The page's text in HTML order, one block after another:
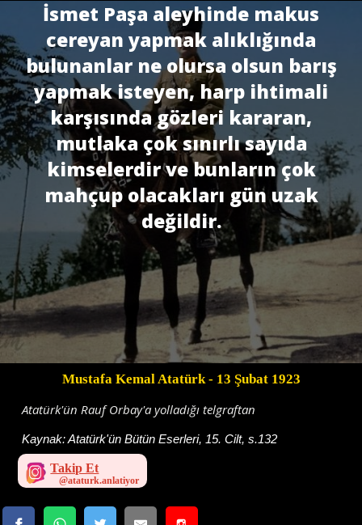
İsmet Paşa aleyhinde makus
cereyan yapmak alıklığında
bulunanlar ne olursa olsun barış
yapmak isteyen, harp ihtimali
karşısında gözleri kararan,
mutlaka çok sınırlı sayıda
kimselerdir ve bunların çok
mahçup olacakları gün uzak
değildir.
Mustafa Kemal Atatürk- 13 Şubat 1923
Atatürk'ün Rauf Orbay'a yolladığı telgraftan
Kaynak:Atatürk'ün Bütün Eserleri, 15. Cilt, s.132
Takip Et